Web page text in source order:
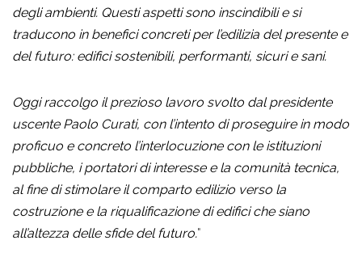
degli ambienti. Questi aspetti sono inscindibili e si
traducono in benefici concreti per l’edilizia del presente e
del futuro: edifici sostenibili, performanti, sicuri e sani.
Oggi raccolgo il prezioso lavoro svolto dal presidente
uscente Paolo Curati, con l’intento di proseguire in modo
proficuo e concreto l’interlocuzione con le istituzioni
pubbliche, i portatori di interesse e la comunità tecnica,
al fine di stimolare il comparto edilizio verso la
costruzione e la riqualificazione di edifici che siano
all’altezza delle sfide del futuro."